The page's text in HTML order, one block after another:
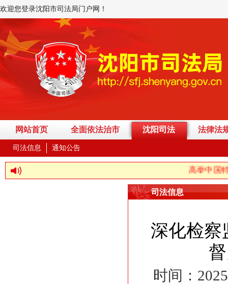
欢迎您登录沈阳市司法局门户网！
网站首页 全面依法治市 沈阳司法 法律法
司法信息 通知公告
高举中国特
司法信息
深化检察
时间：